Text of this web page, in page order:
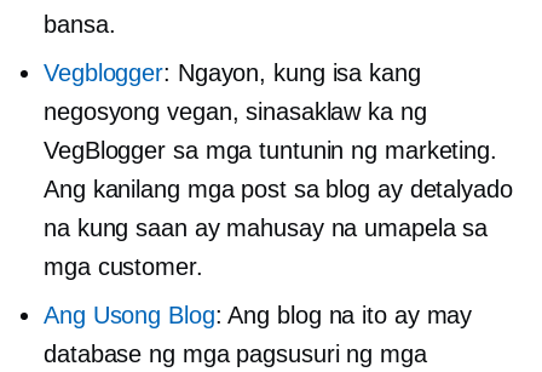
bansa.
Vegblogger: Ngayon, kung isa kang
negosyong vegan, sinasaklaw ka ng
VegBlogger sa mga tuntunin ng marketing.
Ang kanilang mga post sa blog ay detalyado
na kung saan ay mahusay na umapela sa
mga customer.
Ang Usong Blog: Ang blog na ito ay may
database ng mga pagsusuri ng mga